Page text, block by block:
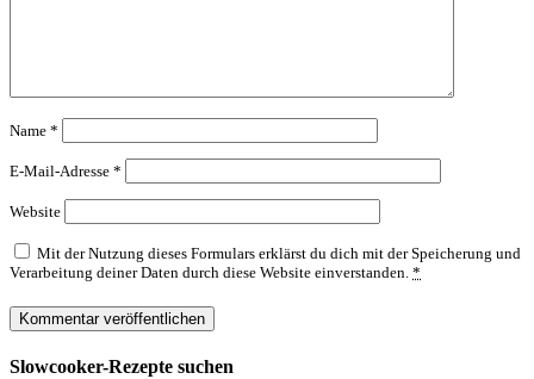
Name *
E-Mail-Adresse *
Website
Mit der Nutzung dieses Formulars erklärst du dich mit der Speicherung und
Verarbeitung deiner Daten durch diese Website einverstanden. *
Slowcooker-Rezepte suchen